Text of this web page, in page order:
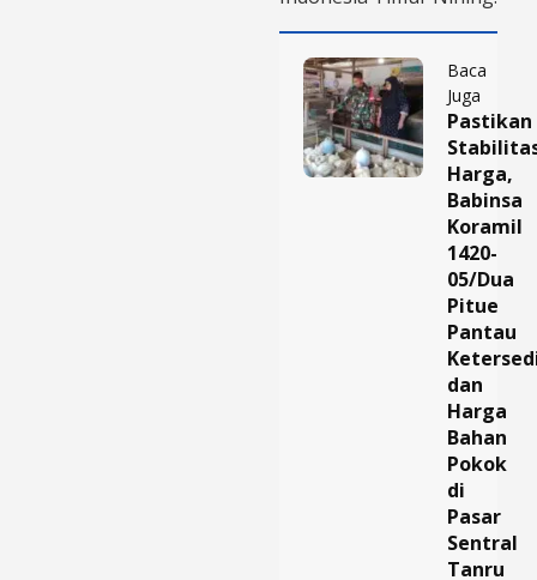
Baca
Juga
Pastikan
Harga,
Babinsa
Koramil
1420-
05/Dua
Pitue
Pantau
dan
Harga
Bahan
Pokok
di
Pasar
Sentral
Tanru